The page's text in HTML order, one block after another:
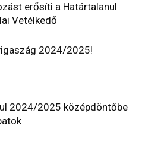
erősíti a Határtalanul
Vetélkedő
2024/2025!
2024/2025 középdöntőbe